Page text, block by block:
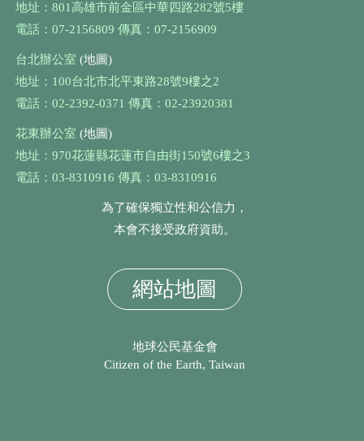
地址：801高雄市前金區中華四路282號5樓
電話：07-2156809 傳真：07-2156909
台北辦公室 (地圖)
地址：100台北市北平東路28號9樓之2
電話：02-2392-0371 傳真：02-23920381
花東辦公室 (地圖)
地址：970花蓮縣花蓮市自由街150號6樓之3
電話：03-8310916 傳真：03-8310916
為了確保獨立性和公信力，
本會不接受政府資助。
網站地圖
地球公民基金會
Citizen of the Earth, Taiwan